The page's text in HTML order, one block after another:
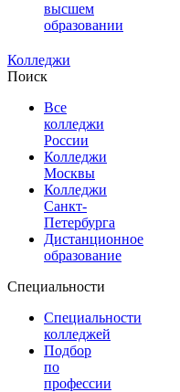
высшем
образовании
Колледжи
Поиск
Все
колледжи
России
Колледжи
Москвы
Колледжи
Санкт-
Петербурга
Дистанционное
образование
Специальности
Специальности
колледжей
Подбор
по
профессии